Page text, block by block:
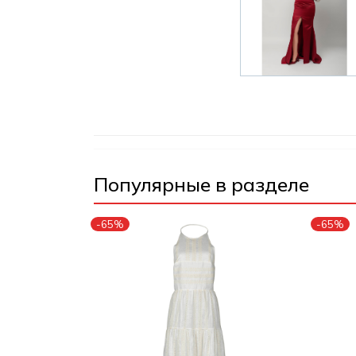
Популярные в разделе
-65% -65%